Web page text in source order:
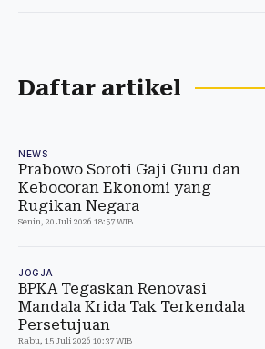
Daftar artikel
NEWS
Prabowo Soroti Gaji Guru dan
Kebocoran Ekonomi yang
Rugikan Negara
Senin, 20 Juli 2026 18:57 WIB
JOGJA
BPKA Tegaskan Renovasi
Mandala Krida Tak Terkendala
Persetujuan
Rabu, 15 Juli 2026 10:37 WIB